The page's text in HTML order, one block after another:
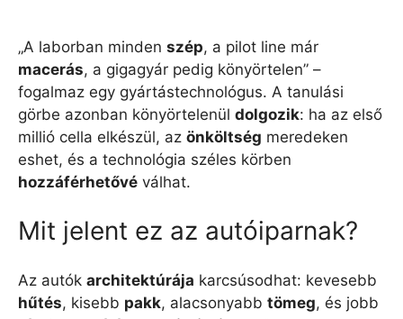
„A laborban minden szép, a pilot line már
macerás, a gigagyár pedig könyörtelen” –
fogalmaz egy gyártástechnológus. A tanulási
görbe azonban könyörtelenül dolgozik: ha az első
millió cella elkészül, az önköltség meredeken
eshet, és a technológia széles körben
hozzáférhetővé válhat.
Mit jelent ez az autóiparnak?
Az autók architektúrája karcsúsodhat: kevesebb
hűtés, kisebb pakk, alacsonyabb tömeg, és jobb